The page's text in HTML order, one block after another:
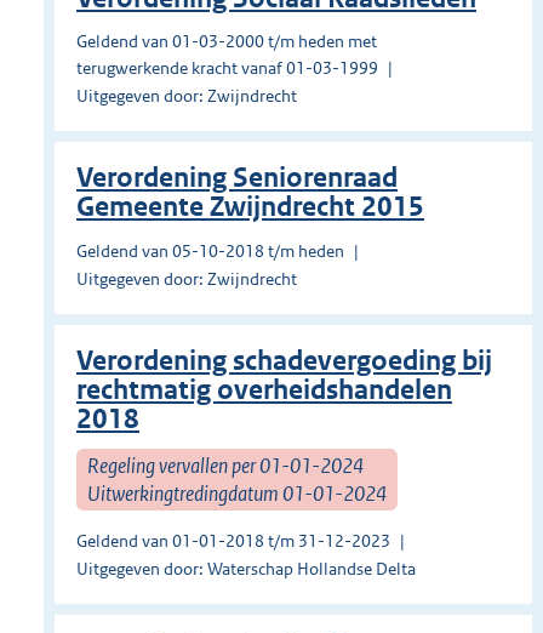
Geldend van 01-03-2000 t/m heden met
terugwerkende kracht vanaf 01-03-1999
Uitgegeven door: Zwijndrecht
Verordening Seniorenraad
Gemeente Zwijndrecht 2015
Geldend van 05-10-2018 t/m heden
Uitgegeven door: Zwijndrecht
Verordening schadevergoeding bij
rechtmatig overheidshandelen
2018
Regeling vervallen per 01-01-2024
Uitwerkingtredingdatum 01-01-2024
Geldend van 01-01-2018 t/m 31-12-2023
Uitgegeven door: Waterschap Hollandse Delta